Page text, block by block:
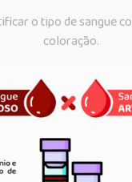
o tipo de sangue
coloração.